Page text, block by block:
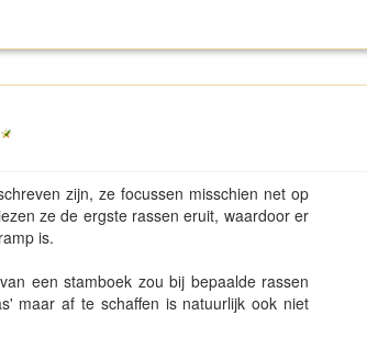
zijn, ze focussen misschien net op
ze de ergste rassen eruit, waardoor er
is.
een stamboek zou bij bepaalde rassen
maar af te schaffen is natuurlijk ook niet